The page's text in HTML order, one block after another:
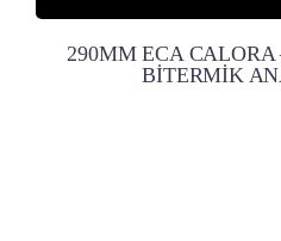
290MM ECA CALORA
BİTERMİK